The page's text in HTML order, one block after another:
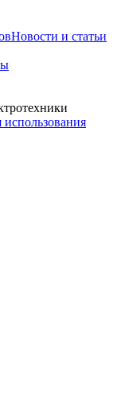
Новости и статьи
использования